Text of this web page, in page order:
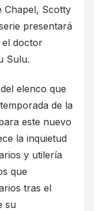
Chapel, Scotty
presentará
el doctor
Sulu.
elenco que
de la
este nuevo
la inquietud
y utilería
que
tras el
su